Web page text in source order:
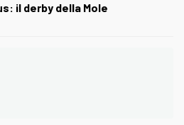
il derby della Mole